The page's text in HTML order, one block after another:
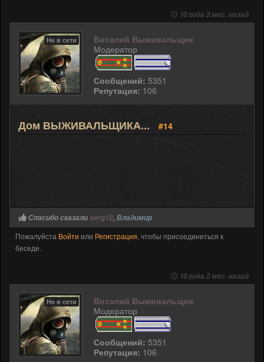
10 года 2 мес. назад
Не в сети
Виталий Выживальщик
Модератор
Сообщений: 5351
Репутация: 106
Дом ВЫЖИВАЛЬЩИКА... #14
Спасибо сказалиserg12, Владимир
Пожалуйста Войти или Регистрация, чтобы присоединиться к
беседе.
10 года 2 мес. назад
Не в сети
Виталий Выживальщик
Модератор
Сообщений: 5351
Репутация: 106